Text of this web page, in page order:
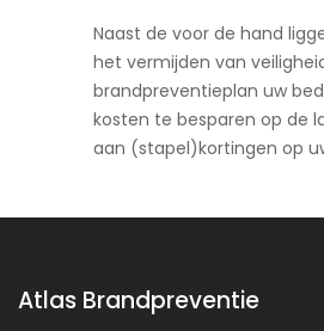
Naast de voor de hand
het vermijden van
brandpreventieplan uw
kosten te besparen op de
aan (stapel)kortingen op
Atlas Brandpreventie